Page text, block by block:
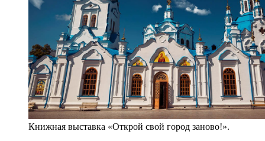
Книжная выставка «Открой свой город заново!».